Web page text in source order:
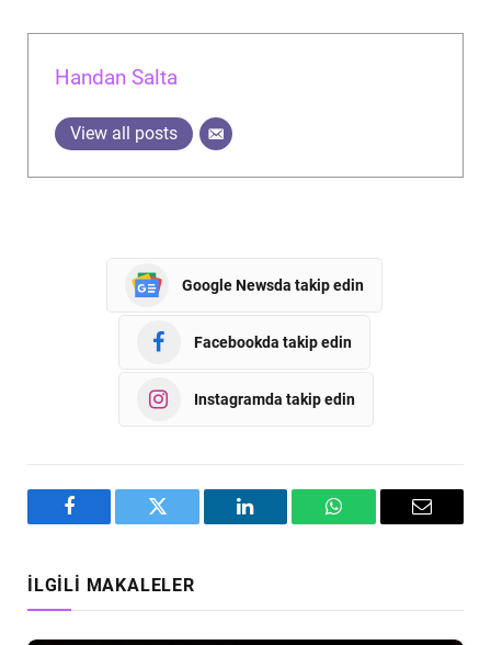
Handan Salta
View all posts
Google Newsda takip edin
Facebookda takip edin
Instagramda takip edin
Facebook Twitter LinkedIn WhatsAppEmail
İLGILI MAKALELER